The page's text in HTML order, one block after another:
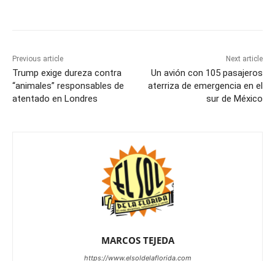
Previous article
Trump exige dureza contra
“animales” responsables de
atentado en Londres
Next article
Un avión con 105 pasajeros
aterriza de emergencia en el
sur de México
MARCOS TEJEDA
https://www.elsoldelaflorida.com